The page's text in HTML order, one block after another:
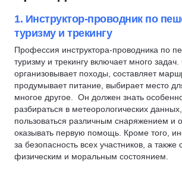
Технолог швейного производства
Социальная работа
Антитеррористическая защита
Товароведение
Столярное дело
Сестринское дело
Кадастровая деятельность
Водитель погрузчика
Кинолог
Архивное дело
Администратор салона красоты
Администратор спортивной организации
Гостиничный бизнес
Административно-хозяйственная
Управление поставками
Управление безопасностью
1. Инструктор-проводник по
туризму и трекингу
Профессия инструктора-проводника по
туризму и трекингу включает много
организовывает походы, составляет
продумывает питание, выбирает место
многое другое. Он должен знать
разбираться в метеорологических
пользоваться различным снаряжением и
оказывать первую помощь. Кроме того,
за безопасность всех участников, а также
физическим и моральным состоянием.